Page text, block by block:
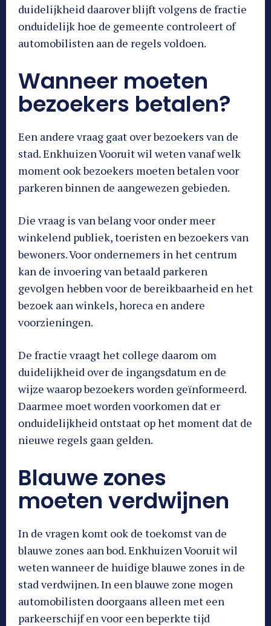
duidelijkheid daarover blijft volgens de fractie
onduidelijk hoe de gemeente controleert of
automobilisten aan de regels voldoen.
Wanneer moeten
bezoekers betalen?
Een andere vraag gaat over bezoekers van de
stad. Enkhuizen Vooruit wil weten vanaf welk
moment ook bezoekers moeten betalen voor
parkeren binnen de aangewezen gebieden.
Die vraag is van belang voor onder meer
winkelend publiek, toeristen en bezoekers van
bewoners. Voor ondernemers in het centrum
kan de invoering van betaald parkeren
gevolgen hebben voor de bereikbaarheid en het
bezoek aan winkels, horeca en andere
voorzieningen.
De fractie vraagt het college daarom om
duidelijkheid over de ingangsdatum en de
wijze waarop bezoekers worden geïnformeerd.
Daarmee moet worden voorkomen dat er
onduidelijkheid ontstaat op het moment dat de
nieuwe regels gaan gelden.
Blauwe zones
moeten verdwijnen
In de vragen komt ook de toekomst van de
blauwe zones aan bod. Enkhuizen Vooruit wil
weten wanneer de huidige blauwe zones in de
stad verdwijnen. In een blauwe zone mogen
automobilisten doorgaans alleen met een
parkeerschijf en voor een beperkte tijd